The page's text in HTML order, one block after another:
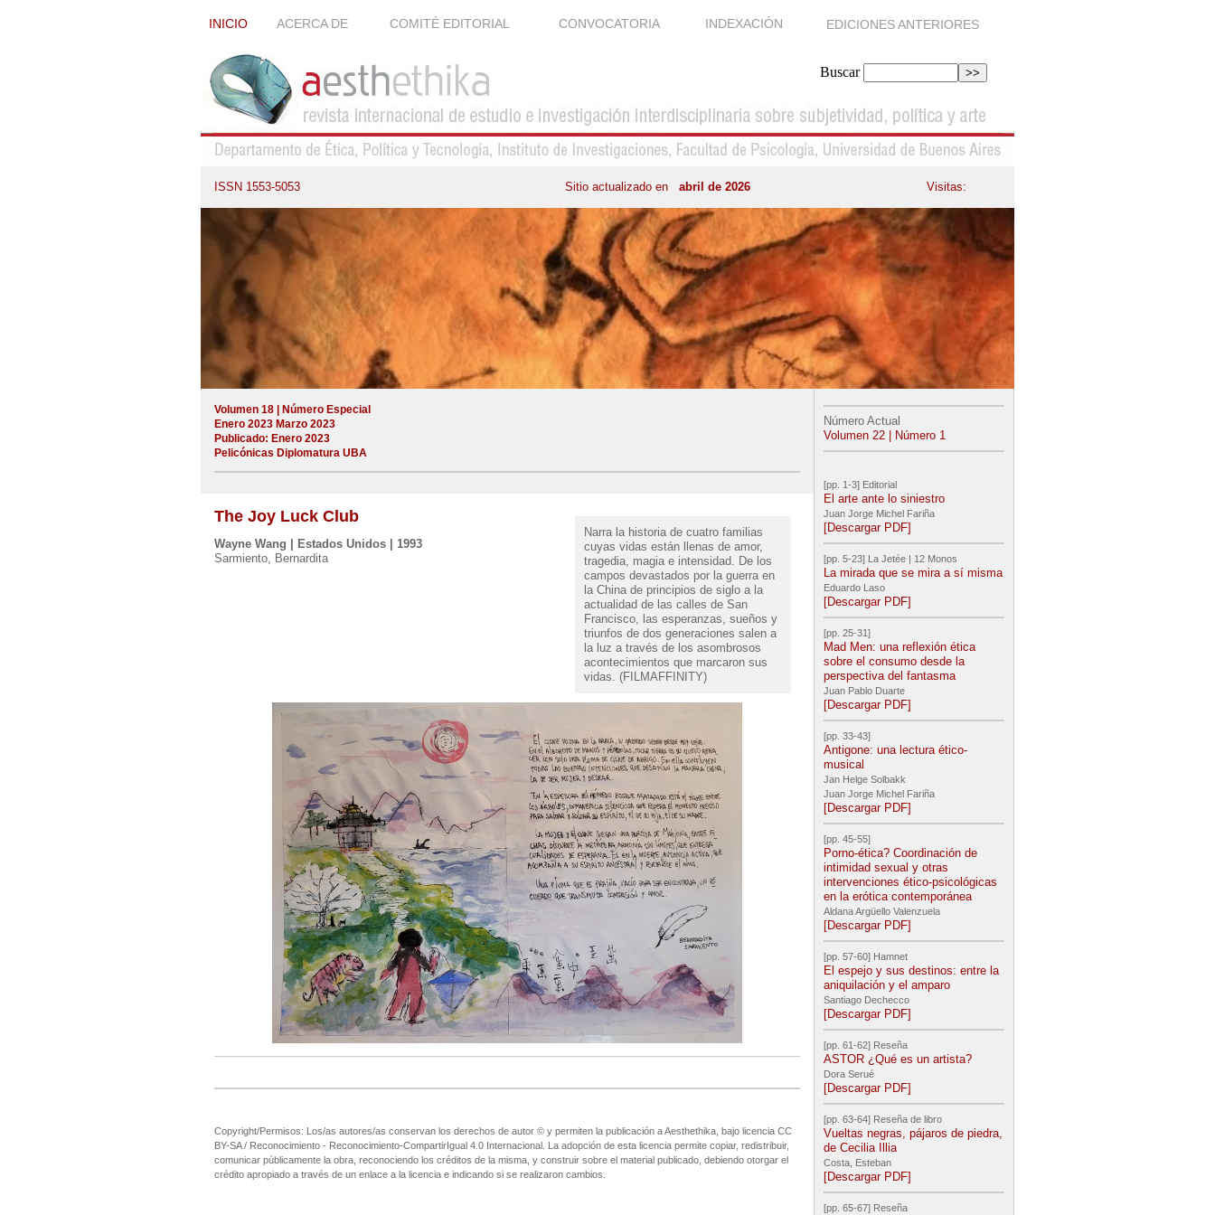
INICIO ACERCA DE COMITÉ EDITORIAL CONVOCATORIA INDEXACIÓN EDICIONES ANTERIORES
Buscar
ISSN 1553-5053 Sitio actualizado en abril de 2026 Visitas:
Volumen 18 | Número Especial
Enero 2023 Marzo 2023
Publicado: Enero 2023
Pelicónicas Diplomatura UBA
Narra la historia de cuatro familias
cuyas vidas están llenas de amor,
tragedia, magia e intensidad. De los
campos devastados por la guerra en
la China de principios de siglo a la
actualidad de las calles de San
Francisco, las esperanzas, sueños y
triunfos de dos generaciones salen a
la luz a través de los asombrosos
acontecimientos que marcaron sus
vidas. (FILMAFFINITY)
The Joy Luck Club
Wayne Wang | Estados Unidos | 1993
Sarmiento, Bernardita
Copyright/Permisos: Los/as autores/as conservan los derechos de autor © y permiten la publicación a Aesthethika, bajo licencia CC
BY-SA / Reconocimiento - Reconocimiento-CompartirIgual 4.0 Internacional. La adopción de esta licencia permite copiar, redistribuir,
comunicar públicamente la obra, reconociendo los créditos de la misma, y construir sobre el material publicado, debiendo otorgar el
crédito apropiado a través de un enlace a la licencia e indicando si se realizaron cambios.
Número Actual
Volumen 22 | Número 1
[pp. 1-3] Editorial
El arte ante lo siniestro
Juan Jorge Michel Fariña
[Descargar PDF]
[pp. 5-23] La Jetée | 12 Monos
La mirada que se mira a sí misma
Eduardo Laso
[Descargar PDF]
[pp. 25-31]
Mad Men: una reflexión ética
sobre el consumo desde la
perspectiva del fantasma
Juan Pablo Duarte
[Descargar PDF]
[pp. 33-43]
Antigone: una lectura ético-
musical
Jan Helge Solbakk
Juan Jorge Michel Fariña
[Descargar PDF]
[pp. 45-55]
Porno-ética? Coordinación de
intimidad sexual y otras
intervenciones ético-psicológicas
en la erótica contemporánea
Aldana Argüello Valenzuela
[Descargar PDF]
[pp. 57-60] Hamnet
El espejo y sus destinos: entre la
aniquilación y el amparo
Santiago Dechecco
[Descargar PDF]
[pp. 61-62] Reseña
ASTOR ¿Qué es un artista?
Dora Serué
[Descargar PDF]
[pp. 63-64] Reseña de libro
Vueltas negras, pájaros de piedra,
de Cecilia Illia
Costa, Esteban
[Descargar PDF]
[pp. 65-67] Reseña